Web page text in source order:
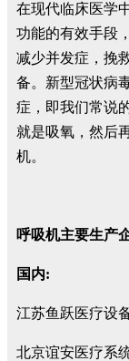
在现代临床医学
功能的有效手段
减少并发症，挽
备。新型冠状病
症，即我们常说
就是吸氧，然后
机。
呼吸机主要生产
国内:
江苏鱼跃医疗设
北京谊安医疗系